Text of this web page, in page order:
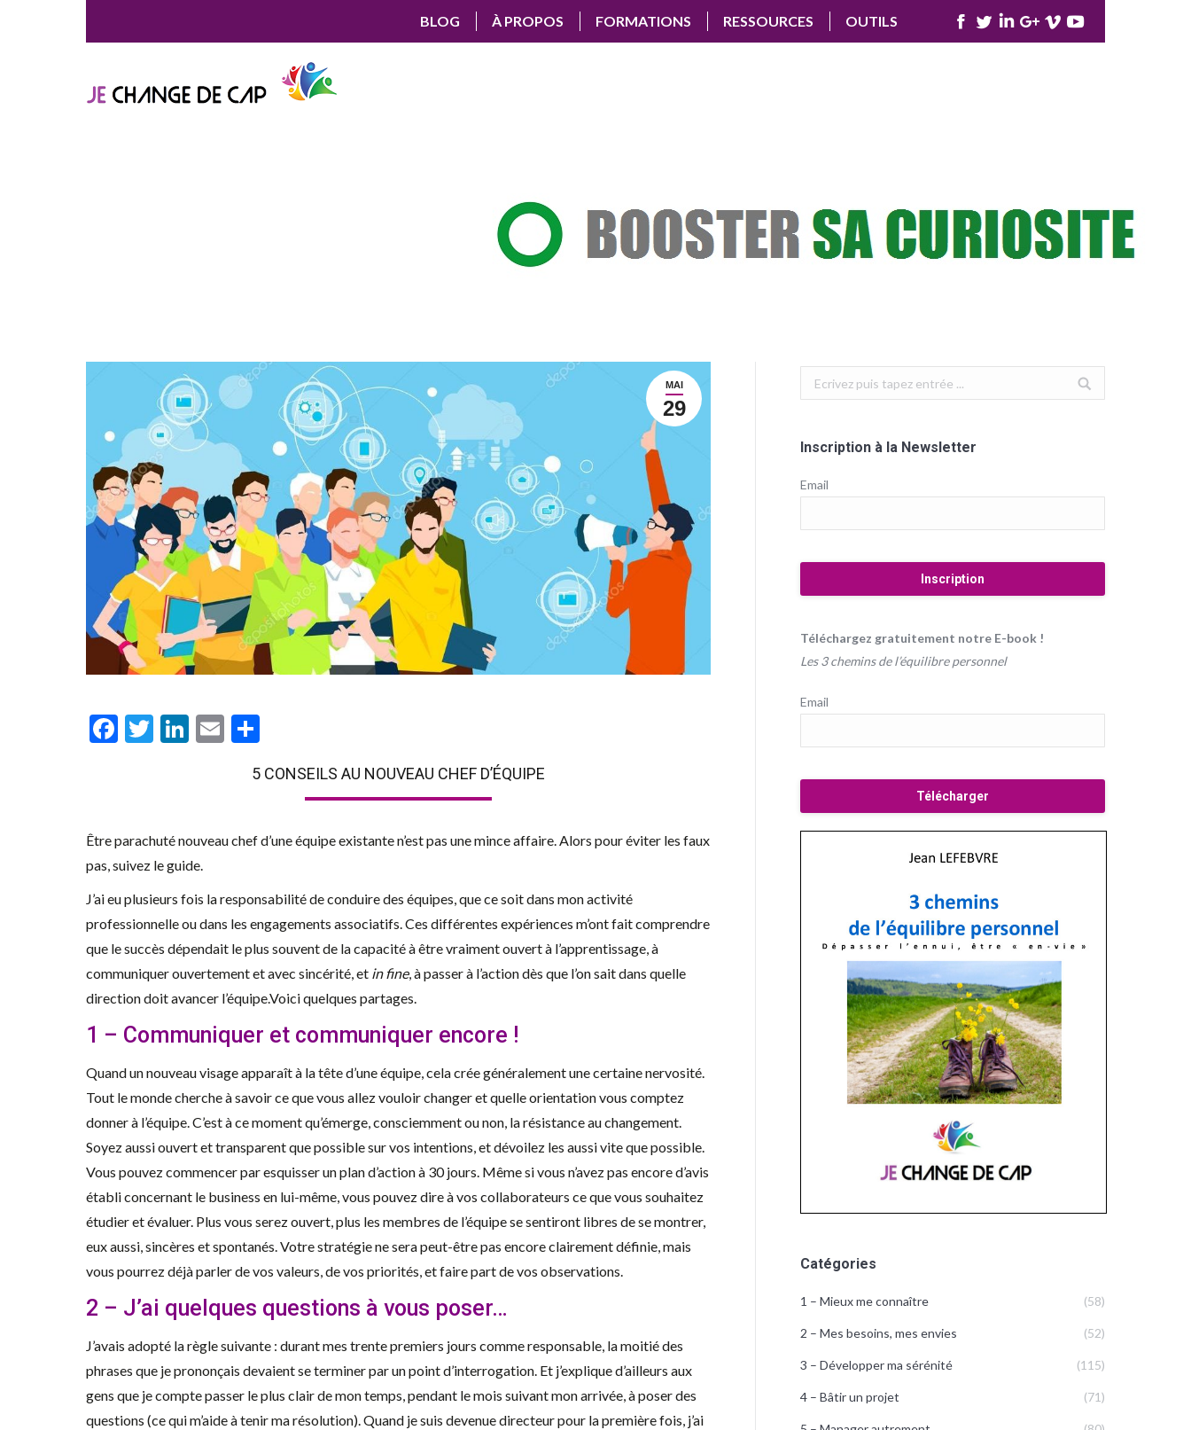
BLOG À PROPOS FORMATIONS RESSOURCES OUTILS
Facebook
TwitterLinkedIn
Google+
VimeoYouTube
MAI
29
Facebook
Twitter
LinkedIn
Email
5 CONSEILS AU NOUVEAU CHEF D’ÉQUIPE
Être parachuté nouveau chef d’une équipe existante n’est pas une mince affaire. Alors pour éviter les faux
pas, suivez le guide.
J’ai eu plusieurs fois la responsabilité de conduire des équipes, que ce soit dans mon activité
professionnelle ou dans les engagements associatifs. Ces différentes expériences m’ont fait comprendre
que le succès dépendait le plus souvent de la capacité à être vraiment ouvert à l’apprentissage, à
communiquer ouvertement et avec sincérité, et in fine, à passer à l’action dès que l’on sait dans quelle
direction doit avancer l’équipe.Voici quelques partages.
1 – Communiquer et communiquer encore !
Quand un nouveau visage apparaît à la tête d’une équipe, cela crée généralement une certaine nervosité.
Tout le monde cherche à savoir ce que vous allez vouloir changer et quelle orientation vous comptez
donner à l’équipe. C’est à ce moment qu’émerge, consciemment ou non, la résistance au changement.
Soyez aussi ouvert et transparent que possible sur vos intentions, et dévoilez les aussi vite que possible.
Vous pouvez commencer par esquisser un plan d’action à 30 jours. Même si vous n’avez pas encore d’avis
établi concernant le business en lui-même, vous pouvez dire à vos collaborateurs ce que vous souhaitez
étudier et évaluer. Plus vous serez ouvert, plus les membres de l’équipe se sentiront libres de se montrer,
eux aussi, sincères et spontanés. Votre stratégie ne sera peut-être pas encore clairement définie, mais
vous pourrez déjà parler de vos valeurs, de vos priorités, et faire part de vos observations.
2 – J’ai quelques questions à vous poser…
J’avais adopté la règle suivante : durant mes trente premiers jours comme responsable, la moitié des
phrases que je prononçais devaient se terminer par un point d’interrogation. Et j’explique d’ailleurs aux
gens que je compte passer le plus clair de mon temps, pendant le mois suivant mon arrivée, à poser des
questions (ce qui m’aide à tenir ma résolution). Quand je suis devenue directeur pour la première fois, j’ai
Search:
Inscription à la Newsletter
Email
Téléchargez gratuitement notre E-book !
Les 3 chemins de l’équilibre personnel
Email
Catégories
1 – Mieux me connaître (58)
2 – Mes besoins, mes envies (52)
3 – Développer ma sérénité (115)
4 – Bâtir un projet (71)